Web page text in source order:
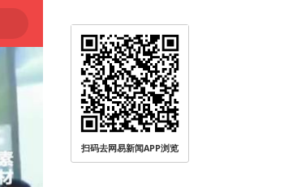
扫码去网易新闻APP浏览